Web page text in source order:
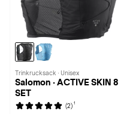
Trinkrucksack · Unisex
Salomon · ACTIVE SKIN 8
SET
(2) 1